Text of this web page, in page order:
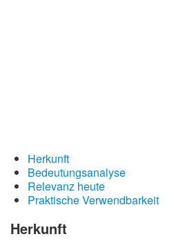
Sprichwörter
Deutsche Sprichwörter
Englische Sprichwörter
Lateinische Sprichwörter
Herkunft
Bedeutungsanalyse
Relevanz heute
Praktische Verwendbarkeit
Herkunft